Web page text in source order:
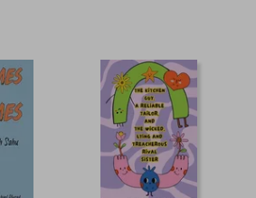
45%
dcto.